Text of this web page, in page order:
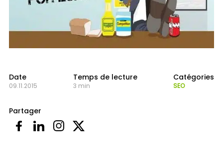
Date
09.11.2015
Temps de lecture
3 min
Catégories
SEO
Partager